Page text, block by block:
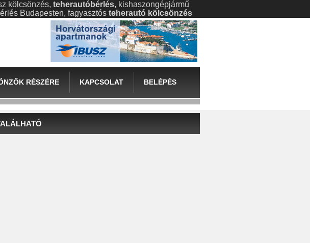
kölcsönzés, teherautóbérlés, kishaszongépjármű
Budapesten, fagyasztós teherautó kölcsönzés
RÉSZÉRE KAPCSOLAT BELÉPÉS